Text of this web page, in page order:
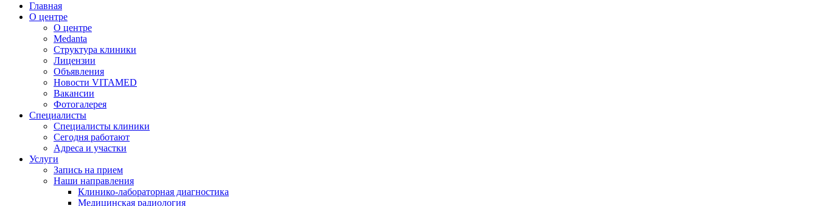
Главная
О центре
О центре
Medanta
Структура клиники
Лицензии
Объявления
Новости VITAMED
Вакансии
Фотогалерея
Специалисты
Специалисты клиники
Сегодня работают
Адреса и участки
Услуги
Запись на прием
Наши направления
Клинико-лабораторная диагностика
Медицинская радиология